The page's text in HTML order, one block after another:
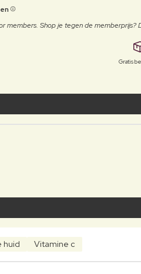
members. Shop je tegen de
Gratis
huid Vitamine c